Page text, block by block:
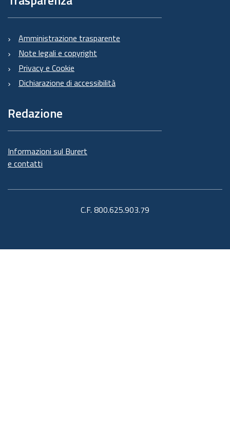
Amministrazione trasparente
Note legali e copyright
Privacy e Cookie
Dichiarazione di accessibilità
Redazione
Informazioni sul Burert
e contatti
C.F. 800.625.903.79